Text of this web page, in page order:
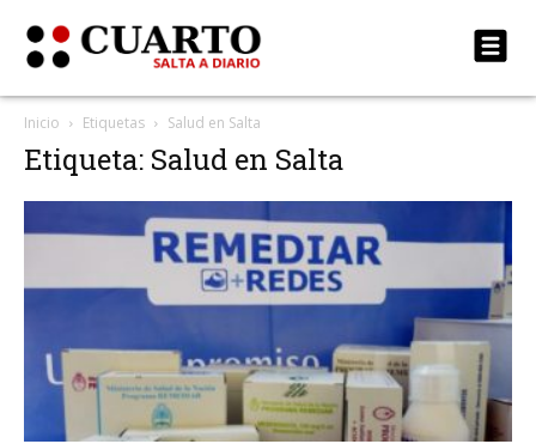
Inicio Etiquetas Salud en Salta
Etiqueta: Salud en Salta